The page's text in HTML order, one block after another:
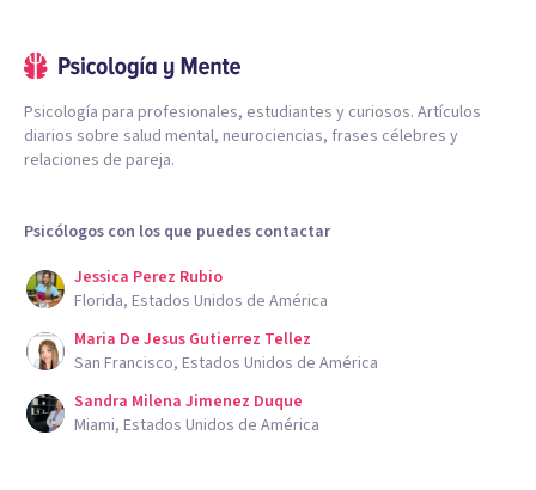
Psicología para profesionales, estudiantes y curiosos. Artículos
diarios sobre salud mental, neurociencias, frases célebres y
relaciones de pareja.
Psicólogos con los que puedes contactar
Jessica Perez Rubio
Florida, Estados Unidos de América
Maria De Jesus Gutierrez Tellez
San Francisco, Estados Unidos de América
Sandra Milena Jimenez Duque
Miami, Estados Unidos de América